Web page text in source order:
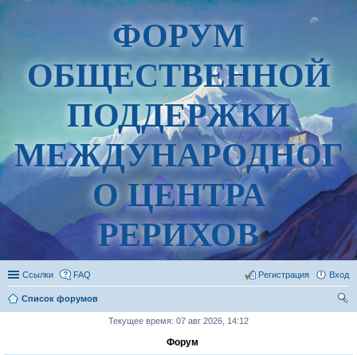
ФОРУМ
ОБЩЕСТВЕННОЙ
ПОДДЕРЖКИ
МЕЖДУНАРОДНОГ
О ЦЕНТРА
РЕРИХОВ
Ссылки FAQ Вход
Регистрация
Список форумов
Текущее время: 07 авг 2026, 14:12
Форум